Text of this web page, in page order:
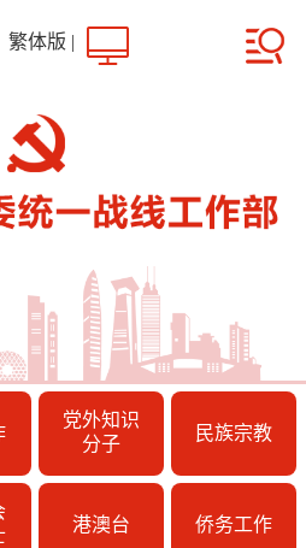
繁体版 |
党外知识
分子
民族宗教
港澳台 侨务工作